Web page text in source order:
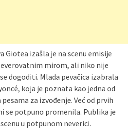
Giotea izašla je na scenu emisije
mirom, ali niko nije
dogoditi. Mlada pevačica izabrala
koja je poznata kao jedna od
za izvođenje. Već od prvih
se potpuno promenila. Publika je
u potpunom neverici.